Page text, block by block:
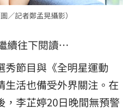
／記者鄭孟晃攝影）
續往下閱讀…
秀節目與《全明星運動
生活也備受外界關注。在
，李芷婷20日晚間無預警